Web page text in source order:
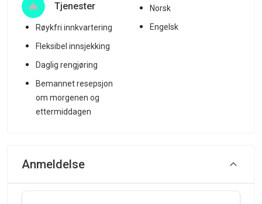
Tjenester
Røykfri innkvartering
Fleksibel innsjekking
Daglig rengjøring
Bemannet resepsjon
om morgenen og
ettermiddagen
Norsk
Engelsk
Anmeldelse